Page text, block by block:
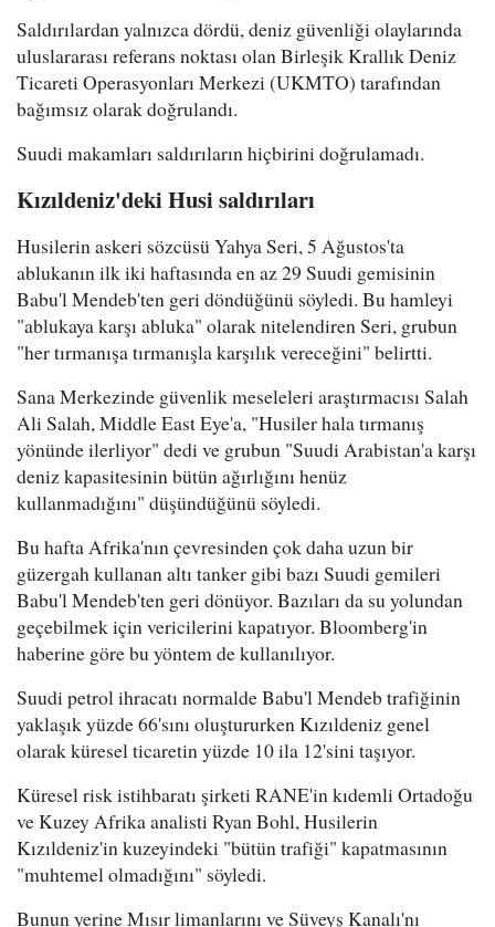
Saldırılardan yalnızca dördü, deniz güvenliği olaylarında
uluslararası referans noktası olan Birleşik Krallık Deniz
Ticareti Operasyonları Merkezi (UKMTO) tarafından
bağımsız olarak doğrulandı.
Suudi makamları saldırıların hiçbirini doğrulamadı.
Kızıldeniz'deki Husi saldırıları
Husilerin askeri sözcüsü Yahya Seri, 5 Ağustos'ta
ablukanın ilk iki haftasında en az 29 Suudi gemisinin
Babu'l Mendeb'ten geri döndüğünü söyledi. Bu hamleyi
"ablukaya karşı abluka" olarak nitelendiren Seri, grubun
"her tırmanışa tırmanışla karşılık vereceğini" belirtti.
Sana Merkezinde güvenlik meseleleri araştırmacısı Salah
Ali Salah, Middle East Eye'a, "Husiler hala tırmanış
yönünde ilerliyor" dedi ve grubun "Suudi Arabistan'a karşı
deniz kapasitesinin bütün ağırlığını henüz
kullanmadığını" düşündüğünü söyledi.
Bu hafta Afrika'nın çevresinden çok daha uzun bir
güzergah kullanan altı tanker gibi bazı Suudi gemileri
Babu'l Mendeb'ten geri dönüyor. Bazıları da su yolundan
geçebilmek için vericilerini kapatıyor. Bloomberg'in
haberine göre bu yöntem de kullanılıyor.
Suudi petrol ihracatı normalde Babu'l Mendeb trafiğinin
yaklaşık yüzde 66'sını oluştururken Kızıldeniz genel
olarak küresel ticaretin yüzde 10 ila 12'sini taşıyor.
Küresel risk istihbaratı şirketi RANE'in kıdemli Ortadoğu
ve Kuzey Afrika analisti Ryan Bohl, Husilerin
Kızıldeniz'in kuzeyindeki "bütün trafiği" kapatmasının
"muhtemel olmadığını" söyledi.
Bunun yerine Mısır limanlarını ve Süveyş Kanalı'nı